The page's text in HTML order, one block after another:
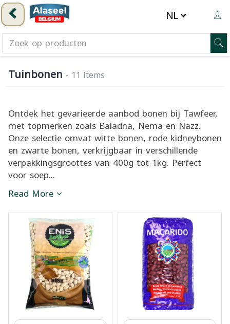
Tuinbonen - 11 items
Ontdek het gevarieerde aanbod bonen bij Tawfeer,
met topmerken zoals Baladna, Nema en Nazz.
Onze selectie omvat witte bonen, rode kidneybonen
en zwarte bonen, verkrijgbaar in verschillende
verpakkingsgroottes van 400g tot 1kg. Perfect
voor soep...
Read More